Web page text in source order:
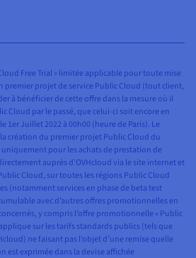
Free Trial » limitée applicable pour toute mise
premier projet de service Public Cloud (tout client,
à bénéficier de cette offre dans la mesure où il
Cloud par le passé, que celui-ci soit encore en
1er Juillet 2022 à 00h00 (heure de Paris). Le
création du premier projet Public Cloud du
pour les achats de prestation de
auprès d’OVHcloud via le site internet et
Cloud, sur toutes les régions Public Cloud
(notamment services en phase de beta test
avec d’autres offres promotionnelles en
y compris l’offre promotionnelle « Public
sur les tarifs standards publics (tels que
ne faisant pas l’objet d’une remise quelle
est exprimée dans la devise affichée